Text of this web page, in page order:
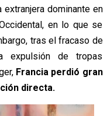
dominante en
en lo que se
tras el fracaso de
expulsión de tropas
Francia perdió gran
directa.